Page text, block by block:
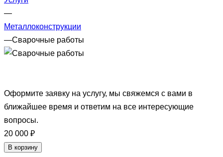
—
Металлоконструкции
—Сварочные работы
Оформите заявку на услугу, мы свяжемся с вами в
ближайшее время и ответим на все интересующие
вопросы.
20 000 ₽
В корзину